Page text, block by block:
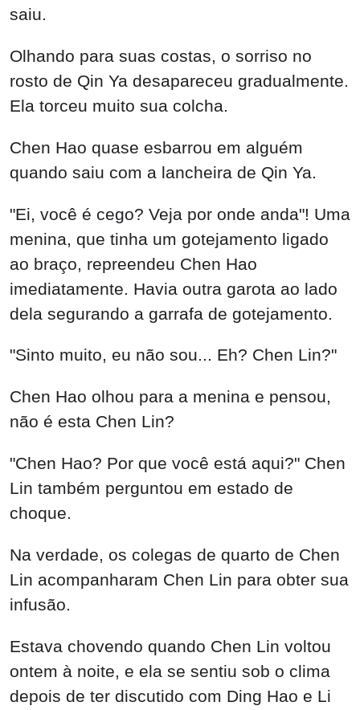
saiu.
Olhando para suas costas, o sorriso no
rosto de Qin Ya desapareceu gradualmente.
Ela torceu muito sua colcha.
Chen Hao quase esbarrou em alguém
quando saiu com a lancheira de Qin Ya.
"Ei, você é cego? Veja por onde anda"! Uma
menina, que tinha um gotejamento ligado
ao braço, repreendeu Chen Hao
imediatamente. Havia outra garota ao lado
dela segurando a garrafa de gotejamento.
"Sinto muito, eu não sou... Eh? Chen Lin?"
Chen Hao olhou para a menina e pensou,
não é esta Chen Lin?
"Chen Hao? Por que você está aqui?" Chen
Lin também perguntou em estado de
choque.
Na verdade, os colegas de quarto de Chen
Lin acompanharam Chen Lin para obter sua
infusão.
Estava chovendo quando Chen Lin voltou
ontem à noite, e ela se sentiu sob o clima
depois de ter discutido com Ding Hao e Li